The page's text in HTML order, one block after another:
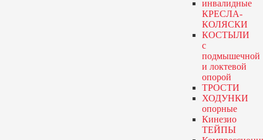
инвалидные
КРЕСЛА-
КОЛЯСКИ
КОСТЫЛИ
с
подмышечной
и локтевой
опорой
ТРОСТИ
ХОДУНКИ
опорные
Кинезио
ТЕЙПЫ